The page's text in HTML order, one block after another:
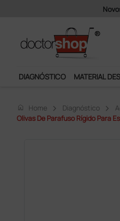
em compras superiores a
DIAGNÓSTICO MATERIAL
home Home Diagnóstico
Olivas De Parafuso Rígido Para